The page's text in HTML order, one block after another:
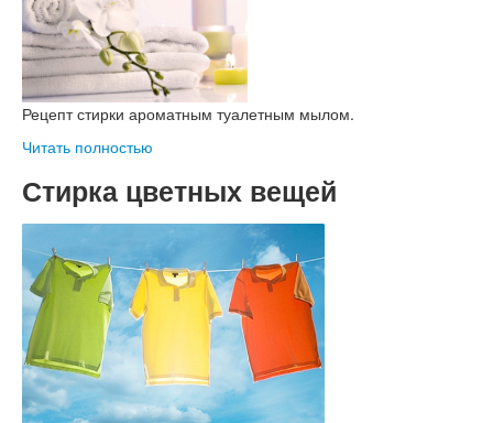
Рецепт стирки ароматным туалетным мылом.
Читать полностью
Стирка цветных вещей